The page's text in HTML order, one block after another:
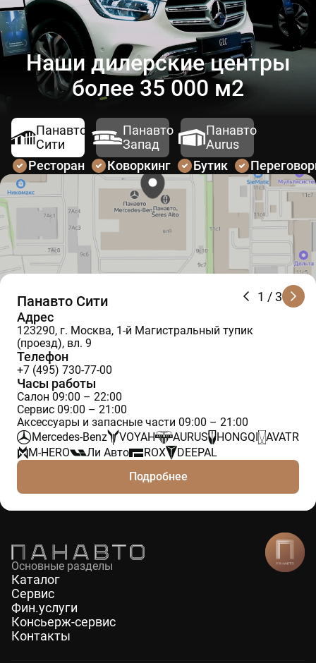
Наши дилерские центры
более 35 000 м2
Панавто
Сити
Панавто
Запад
Панавто
Aurus
Ресторан
Коворкинг Бутик
1 / 3
Панавто Сити
Адрес
123290, г. Москва, 1-й Магистральный тупик
(проезд), вл. 9
Телефон
+7 (495) 730-77-00
Часы работы
Салон 09:00 – 22:00
Сервис 09:00 – 21:00
Аксессуары и запасные части 09:00 – 21:00
Mercedes-Benz
VOYAH AURUS HONGQI
AVATR
M-HERO
Ли Авто ROX
DEEPAL
Подробнее
Основные разделы
Каталог
Сервис
Фин.услуги
Консьерж-сервис
Контакты